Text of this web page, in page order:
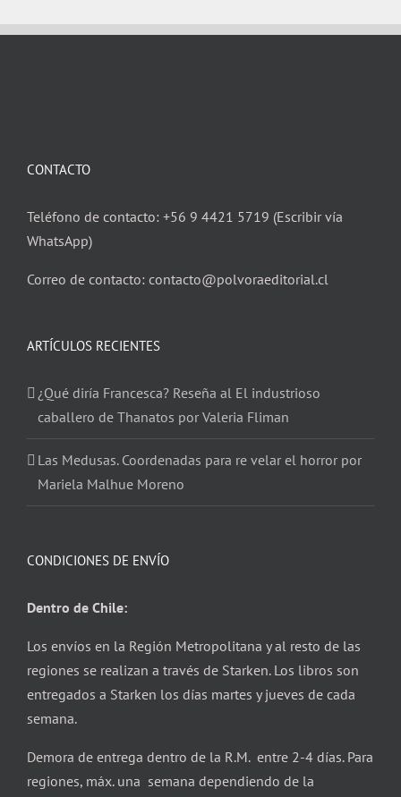
CONTACTO
Teléfono de contacto: +56 9 4421 5719 (Escribir vía
WhatsApp)
Correo de contacto: contacto@polvoraeditorial.cl
ARTÍCULOS RECIENTES
¿Qué diría Francesca? Reseña al El industrioso
caballero de Thanatos por Valeria Fliman
Las Medusas. Coordenadas para re velar el horror por
Mariela Malhue Moreno
CONDICIONES DE ENVÍO
Dentro de Chile:
Los envíos en la Región Metropolitana y al resto de las
regiones se realizan a través de Starken. Los libros son
entregados a Starken los días martes y jueves de cada
semana.
Demora de entrega dentro de la R.M. entre 2-4 días. Para
regiones, máx. una semana dependiendo de la